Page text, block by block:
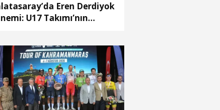
Eren Derdiyok
U17 Takımı’nın